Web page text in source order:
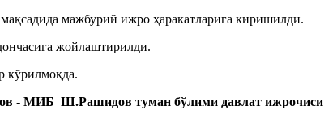
мажбурий ижро ҳаракатларига киришилди.
жойлаштирилди.
кўрилмоқда.
- МИБ Ш.Рашидов туман бўлими давлат ижрочиси